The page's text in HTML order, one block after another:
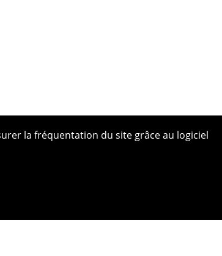
la fréquentation du site grâce au logiciel